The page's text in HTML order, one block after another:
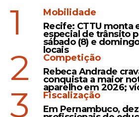
Registro
morte de
CARNAVAL
1
Mobilidade
Recife: CTTU monta
especial de trânsito
sábado (8) e
locais
2
Competição
Rebeca Andrade
conquista a maior
aparelho em 2026;
3
Fiscalização
Em Pernambuco,